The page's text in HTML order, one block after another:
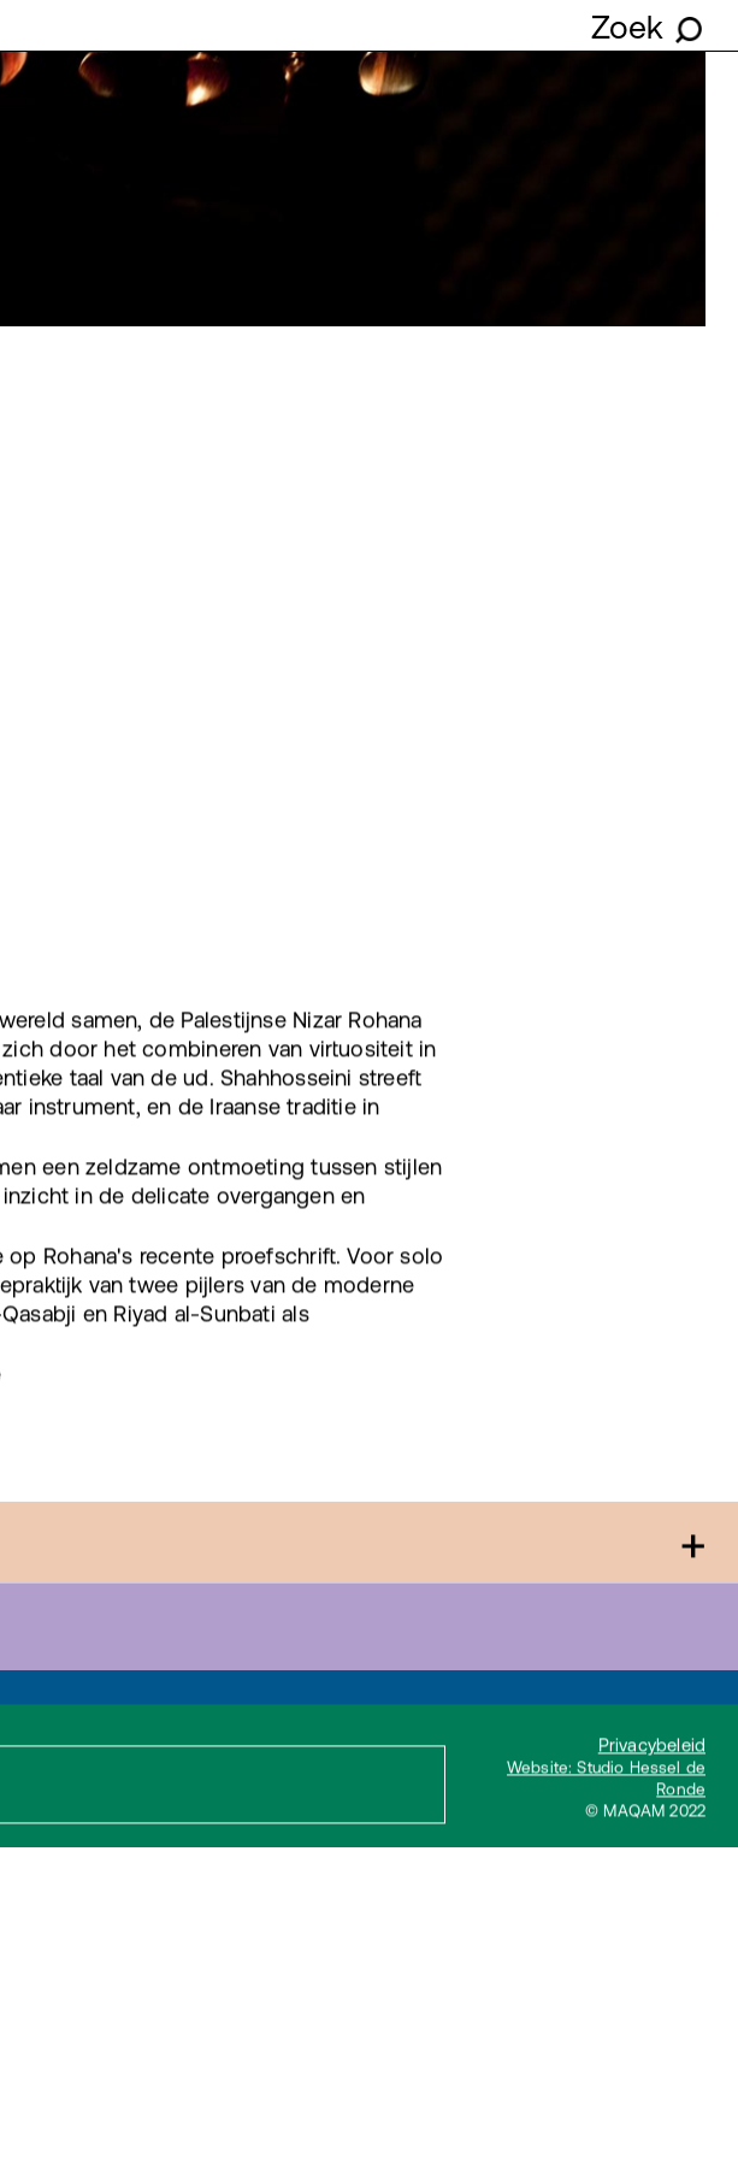
samen, de Palestijnse Nizar Rohana
door het combineren van virtuositeit in
taal van de ud. Shahhosseini streeft
instrument, en de Iraanse traditie in
een zeldzame ontmoeting tussen stijlen
in de delicate overgangen en
Rohana's recente proefschrift. Voor solo
van twee pijlers van de moderne
en Riyad al-Sunbati als
+
Privacybeleid
Website: Studio Hessel de
Ronde
© MAQAM 2022